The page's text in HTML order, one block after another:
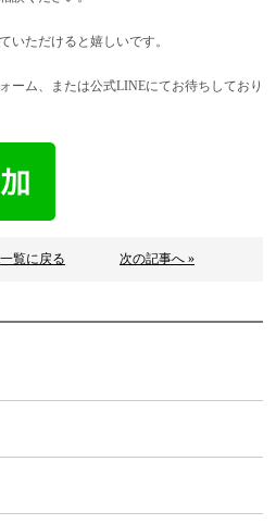
いただけると嬉しいです。
ーム、または公式LINEにてお待ちしており
一覧に戻る 次の記事へ »